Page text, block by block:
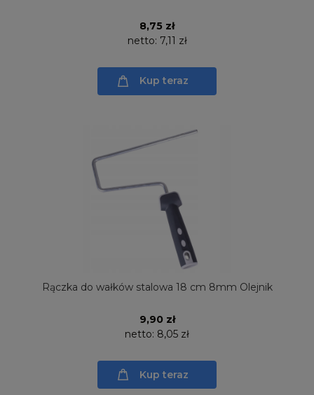
8,75 zł
netto: 7,11 zł
Kup teraz
Rączka do wałków stalowa 18 cm 8mm Olejnik
9,90 zł
netto: 8,05 zł
Kup teraz